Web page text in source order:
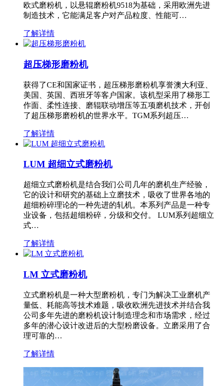
欧式磨粉机，以悬辊磨粉机9518为基础，采用欧洲先进
制造技术，它能满足客户对产品粒度、性能可…
了解详情
超压梯形磨粉机
获得了CE和国家证书，超压梯形磨粉机享誉澳大利亚、
美国、英国、西班牙等客户国家。该机型采用了梯形工
作面、柔性连接、磨辊联动增压等五项磨机技术，开创
了超压梯形磨粉机的世界水平。TGM系列超压…
了解详情
LUM 超细立式磨粉机
超细立式磨粉机是结合我们公司几年的磨机生产经验，
它的设计和研究的基础上立磨技术，吸收了世界各地的
超细粉碎理论的一种先进的轧机。本系列产品是一种专
业设备，包括超细粉碎，分级和交付。 LUM系列超细立
式…
了解详情
LM 立式磨粉机
立式磨粉机是一种大型磨粉机，专门为解决工业磨机产
量低、耗能高等技术难题，吸收欧洲先进技术并结合我
公司多年先进的磨粉机设计制造理念和市场需求，经过
多年的潜心设计改进后的大型粉磨设备。立磨采用了合
理可靠的…
了解详情